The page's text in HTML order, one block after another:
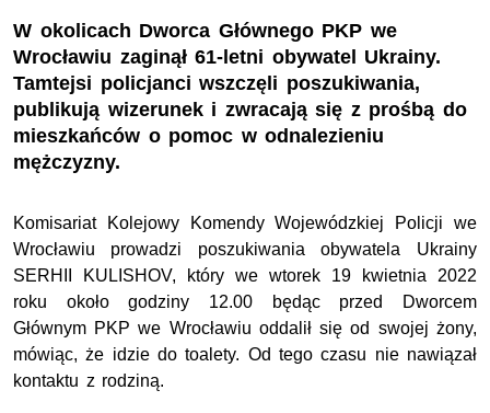
W okolicach Dworca Głównego PKP we
Wrocławiu zaginął 61-letni obywatel Ukrainy.
Tamtejsi policjanci wszczęli poszukiwania,
publikują wizerunek i zwracają się z prośbą do
mieszkańców o pomoc w odnalezieniu
mężczyzny.
Komisariat Kolejowy Komendy Wojewódzkiej Policji we
Wrocławiu prowadzi poszukiwania obywatela Ukrainy
SERHII KULISHOV, który we wtorek 19 kwietnia 2022
roku około godziny 12.00 będąc przed Dworcem
Głównym PKP we Wrocławiu oddalił się od swojej żony,
mówiąc, że idzie do toalety. Od tego czasu nie nawiązał
kontaktu z rodziną.